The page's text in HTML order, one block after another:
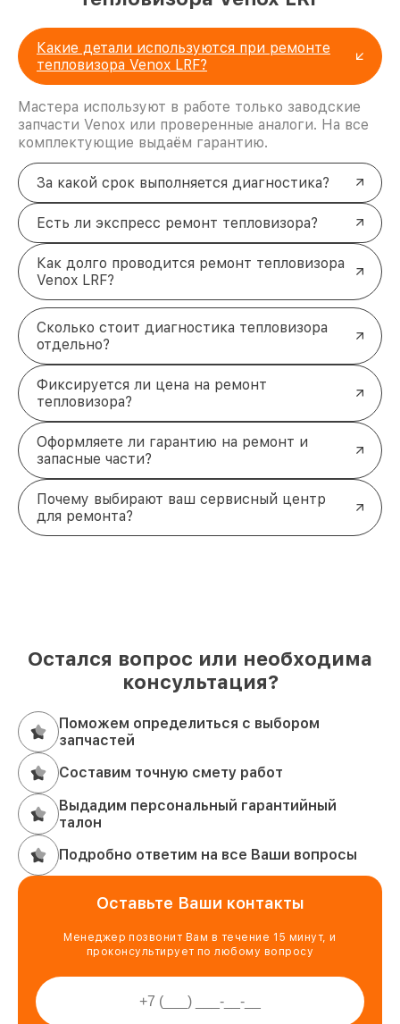
Какие детали используются при ремонте
тепловизора Venox LRF?
Мастера используют в работе только заводские
запчасти Venox или проверенные аналоги. На все
комплектующие выдаём гарантию.
За какой срок выполняется диагностика?
Есть ли экспресс ремонт тепловизора?
Как долго проводится ремонт тепловизора
Venox LRF?
Сколько стоит диагностика тепловизора
отдельно?
Фиксируется ли цена на ремонт
тепловизора?
Оформляете ли гарантию на ремонт и
запасные части?
Почему выбирают ваш сервисный центр
для ремонта?
Остался вопрос или необходима
консультация?
Поможем определиться с выбором
запчастей
Составим точную смету работ
Выдадим персональный гарантийный
талон
Подробно ответим на все Ваши вопросы
Оставьте Ваши контакты
Менеджер позвонит Вам в течение 15 минут, и
проконсультирует по любому вопросу